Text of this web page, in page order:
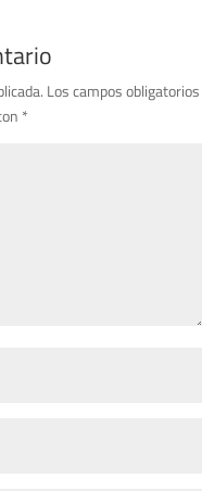
Los campos obligatorios
*